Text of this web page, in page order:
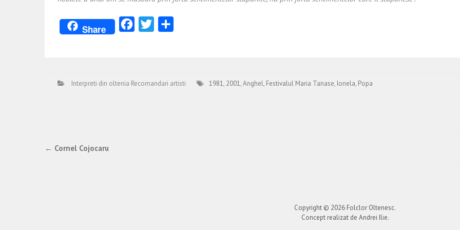
Share FacebookTwitter
Interpreti din oltenia Recomandari artisti 1981, 2001,Anghel, Festivalul Maria Tanase, Ionela, Popa
Post
← Cornel Cojocaru
Copyright © 2026 Folclor Oltenesc.
Concept realizat de Andrei Ilie.